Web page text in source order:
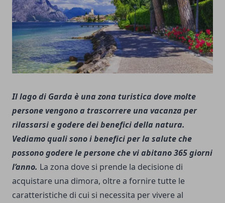
Il lago di Garda è una zona turistica dove molte
persone vengono a trascorrere una vacanza per
rilassarsi e godere dei benefici della natura.
Vediamo quali sono i benefici per la salute che
possono godere le persone che vi abitano 365 giorni
l’anno. La zona dove si prende la decisione di
acquistare una dimora, oltre a fornire tutte le
caratteristiche di cui si necessita per vivere al